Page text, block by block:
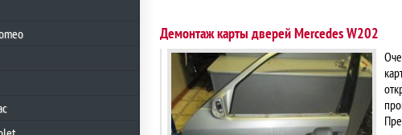
Демонтаж карты дверей Mercedes W202